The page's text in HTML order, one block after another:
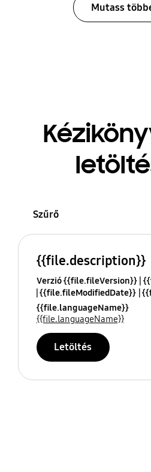
Mutass
Szűrő
{{file.description}}
Verzió {{file.fileVersion}}
{{file.fileModifiedDate}}
{{file.languageName}}
{{file.languageName}}
Letöltés